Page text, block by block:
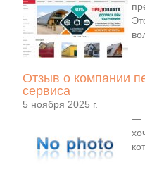
Отзыв о компании
сервиса
5 ноября 2025 г.
—